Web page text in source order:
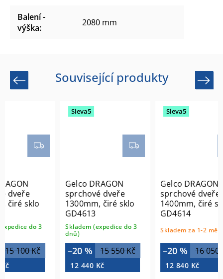
Balení -
výška: 2080 mm
Související produkty
Previous
Gelco DRAGON
sprchové dveře
1300mm, čiré sklo
Skladem (expedice do 3
15 550 Kč
–20 %
Gelco DRAGON
sprchové dveře
1400mm, čiré sklo
Skladem za 1-2 měsíce
16 050 Kč
–20 %
dnů)
–20
Next